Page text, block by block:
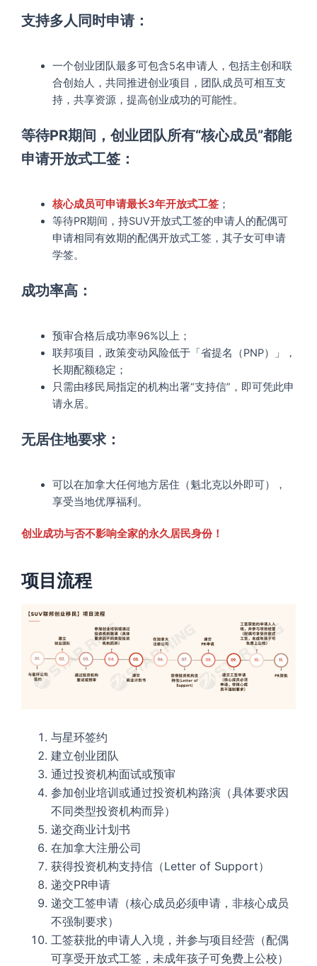
支持多人同时申请：
一个创业团队最多可包含5名申请人，包括主创和联
合创始人，共同推进创业项目，团队成员可相互支
持，共享资源，提高创业成功的可能性。
等待PR期间，创业团队所有“核心成员”都能
申请开放式工签：
核心成员可申请最长3年开放式工签；
等待PR期间，持SUV开放式工签的申请人的配偶可
申请相同有效期的配偶开放式工签，其子女可申请
学签。
成功率高：
预审合格后成功率96%以上；
联邦项目，政策变动风险低于「省提名（PNP）」，
长期配额稳定；
只需由移民局指定的机构出署“支持信”，即可凭此申
请永居。
无居住地要求：
可以在加拿大任何地方居住（魁北克以外即可），
享受当地优厚福利。
创业成功与否不影响全家的永久居民身份！
项目流程
与星环签约
建立创业团队
通过投资机构面试或预审
参加创业培训或通过投资机构路演（具体要求因
不同类型投资机构而异）
递交商业计划书
在加拿大注册公司
获得投资机构支持信（Letter of Support）
递交PR申请
递交工签申请（核心成员必须申请，非核心成员
不强制要求）
工签获批的申请人入境，并参与项目经营（配偶
可享受开放式工签，未成年孩子可免费上公校）